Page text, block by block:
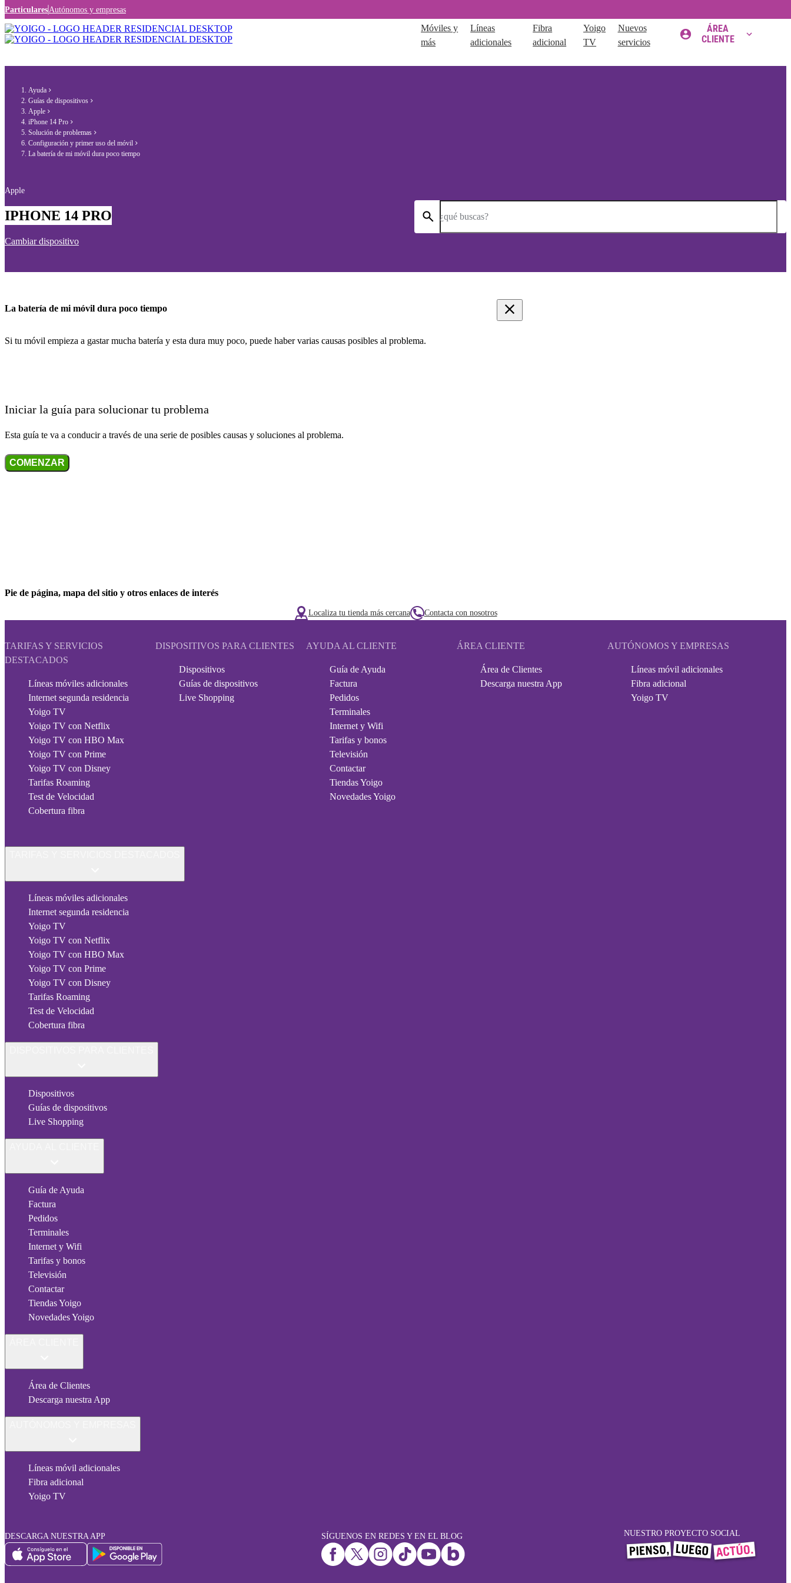
Particulares Autónomos y empresas
Móviles y
más
Líneas
adicionales
Fibra
adicional
Yoigo
TV
Nuevos
servicios
ÁREA
CLIENTE
Ayuda
Guías de dispositivos
Apple
iPhone 14 Pro
Solución de problemas
Configuración y primer uso del móvil
La batería de mi móvil dura poco tiempo
Apple
IPHONE 14 PRO
Cambiar dispositivo
¿qué buscas?
La batería de mi móvil dura poco tiempo
Si tu móvil empieza a gastar mucha batería y esta dura muy poco, puede haber varias causas posibles al problema.
Iniciar la guía para solucionar tu problema
Esta guía te va a conducir a través de una serie de posibles causas y soluciones al problema.
COMENZAR
Pie de página, mapa del sitio y otros enlaces de interés
Localiza tu tienda más cercana Contacta con nosotros
TARIFAS Y SERVICIOS
DESTACADOS
Líneas móviles adicionales
Internet segunda residencia
Yoigo TV
Yoigo TV con Netflix
Yoigo TV con HBO Max
Yoigo TV con Prime
Yoigo TV con Disney
Tarifas Roaming
Test de Velocidad
Cobertura fibra
DISPOSITIVOS PARA CLIENTES
Dispositivos
Guías de dispositivos
Live Shopping
AYUDA AL CLIENTE
Guía de Ayuda
Factura
Pedidos
Terminales
Internet y Wifi
Tarifas y bonos
Televisión
Contactar
Tiendas Yoigo
Novedades Yoigo
ÁREA CLIENTE
Área de Clientes
Descarga nuestra App
AUTÓNOMOS Y EMPRESAS
Líneas móvil adicionales
Fibra adicional
Yoigo TV
Líneas móviles adicionales
Internet segunda residencia
Yoigo TV
Yoigo TV con Netflix
Yoigo TV con HBO Max
Yoigo TV con Prime
Yoigo TV con Disney
Tarifas Roaming
Test de Velocidad
Cobertura fibra
Dispositivos
Guías de dispositivos
Live Shopping
Guía de Ayuda
Factura
Pedidos
Terminales
Internet y Wifi
Tarifas y bonos
Televisión
Contactar
Tiendas Yoigo
Novedades Yoigo
Área de Clientes
Descarga nuestra App
Líneas móvil adicionales
Fibra adicional
Yoigo TV
DESCARGA NUESTRA APP SÍGUENOS EN REDES Y EN EL BLOG NUESTRO PROYECTO SOCIAL